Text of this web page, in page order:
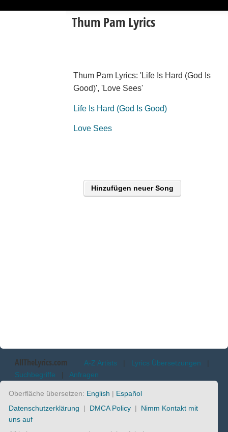
Thum Pam Lyrics
Thum Pam Lyrics: 'Life Is Hard (God Is
Good)', 'Love Sees'
Life Is Hard (God Is Good)
Love Sees
Hinzufügen neuer Song
AllTheLyrics.com A-Z Artists | Lyrics Übersetzungen |
Suchbegriffe | Anfragen
Oberfläche übersetzen: English | Español
Datenschutzerklärung | DMCA Policy | Nimm Kontakt mit
uns auf